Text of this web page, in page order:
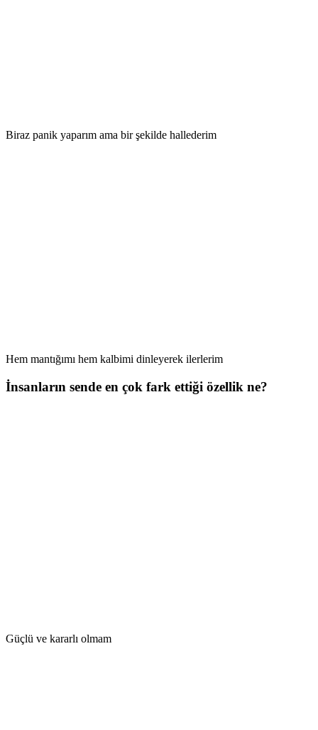
Biraz panik yaparım ama bir şekilde hallederim
Hem mantığımı hem kalbimi dinleyerek ilerlerim
İnsanların sende en çok fark ettiği özellik ne?
Güçlü ve kararlı olmam